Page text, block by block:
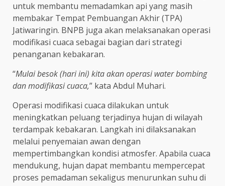
untuk membantu memadamkan api yang masih
membakar Tempat Pembuangan Akhir (TPA)
Jatiwaringin. BNPB juga akan melaksanakan operasi
modifikasi cuaca sebagai bagian dari strategi
penanganan kebakaran.
“Mulai besok (hari ini) kita akan operasi water bombing
dan modifikasi cuaca,” kata Abdul Muhari.
Operasi modifikasi cuaca dilakukan untuk
meningkatkan peluang terjadinya hujan di wilayah
terdampak kebakaran. Langkah ini dilaksanakan
melalui penyemaian awan dengan
mempertimbangkan kondisi atmosfer. Apabila cuaca
mendukung, hujan dapat membantu mempercepat
proses pemadaman sekaligus menurunkan suhu di